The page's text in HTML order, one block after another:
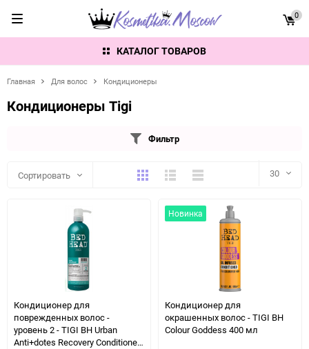
КАТАЛОГ ТОВАРОВ
0
Главная Для волос Кондиционеры
Кондиционеры Tigi
Фильтр
Сортировать ПлиткаПодробноКомпактно 30
Кондиционер для
поврежденных волос -
уровень 2 - TIGI BH Urban
Anti+dotes Recovery Conditioner
Новинка
Кондиционер для
окрашенных волос - TIGI BH
Colour Goddess 400 мл